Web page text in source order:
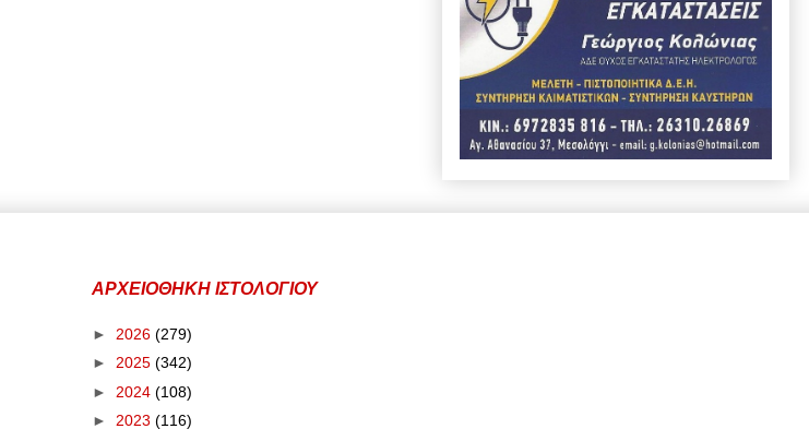
ΑΡΧΕΙΟΘΗΚΗ ΙΣΤΟΛΟΓΙΟΥ
► 2026 (279)
► 2025 (342)
► 2024 (108)
► 2023 (116)